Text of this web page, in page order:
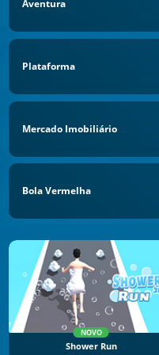
Aventura
Plataforma
Mercado Imobiliário
Bola Vermelha
NOVO
Shower Run